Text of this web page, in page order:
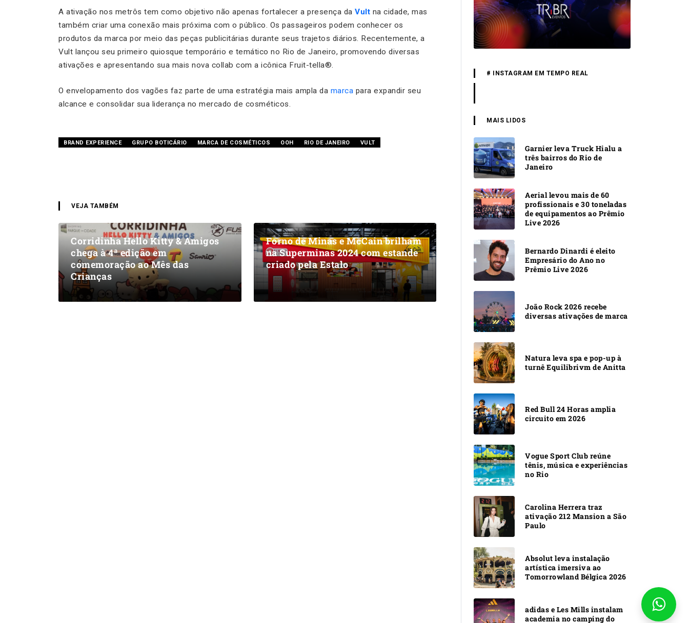
A ativação nos metrôs tem como objetivo não apenas fortalecer a presença da Vult na cidade, mas
também criar uma conexão mais próxima com o público. Os passageiros podem conhecer os
produtos da marca por meio das peças publicitárias durante seus trajetos diários. Recentemente, a
Vult lançou seu primeiro quiosque temporário e temático no Rio de Janeiro, promovendo diversas
ativações e apresentando sua mais nova collab com a icônica Fruit-tella®.
O envelopamento dos vagões faz parte de uma estratégia mais ampla da marca para expandir seu
alcance e consolidar sua liderança no mercado de cosméticos.
BRAND EXPERIENCE GRUPO BOTICÁRIO MARCA DE COSMÉTICOS OOH RIO DE JANEIRO VULT
VEJA TAMBÉM
Corridinha Hello Kitty & Amigos
chega à 4ª edição em
comemoração ao Mês das
Crianças
Forno de Minas e McCain brilham
na Superminas 2024 com estande
criado pela Estalo
# INSTAGRAM EM TEMPO REAL
MAIS LIDOS
Garnier leva Truck Hialu a
três bairros do Rio de
Janeiro
Aerial levou mais de 60
profissionais e 30 toneladas
de equipamentos ao Prêmio
Live 2026
Bernardo Dinardi é eleito
Empresário do Ano no
Prêmio Live 2026
João Rock 2026 recebe
diversas ativações de marca
Natura leva spa e pop-up à
turnê Equilibrivm de Anitta
Red Bull 24 Horas amplia
circuito em 2026
Vogue Sport Club reúne
tênis, música e experiências
no Rio
Carolina Herrera traz
ativação 212 Mansion a São
Paulo
Absolut leva instalação
artística imersiva ao
Tomorrowland Bélgica 2026
adidas e Les Mills instalam
academia no camping do